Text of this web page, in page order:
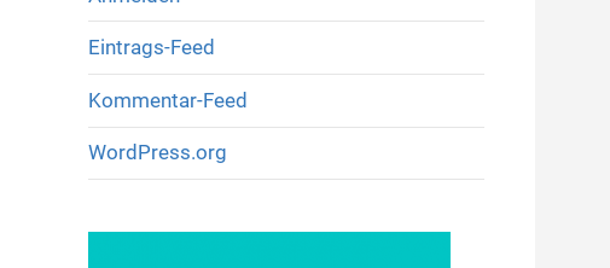
Eintrags-Feed
Kommentar-Feed
WordPress.org